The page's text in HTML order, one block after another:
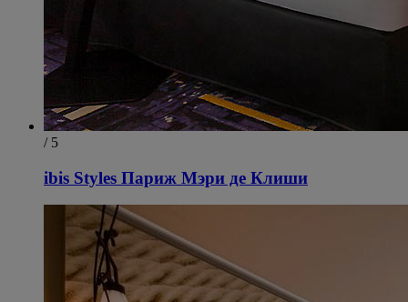
/ 5
ibis Styles Париж Мэри де Клиши